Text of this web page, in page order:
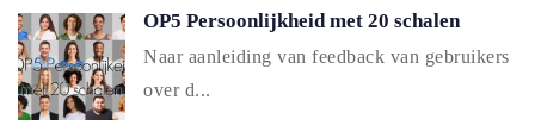
OP5 Persoonlijkheid met 20 schalen
Naar aanleiding van feedback van gebruikers
over d...